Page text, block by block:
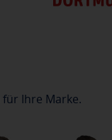
für Ihre Marke.